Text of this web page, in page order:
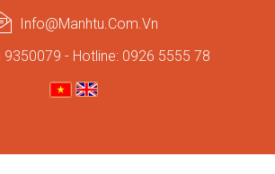
Info@manhtu.com.vn
9350079 - Hotline: 0926 5555 78